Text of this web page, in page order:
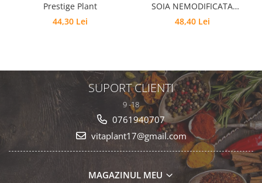
Prestige Plant
44,30 Lei
SOIA NEMODIFICATA
GENETIC- HAPAX
48,40 Lei
SUPORT CLIENTI
9 -18
0761940707
vitaplant17@gmail.com
MAGAZINUL MEU